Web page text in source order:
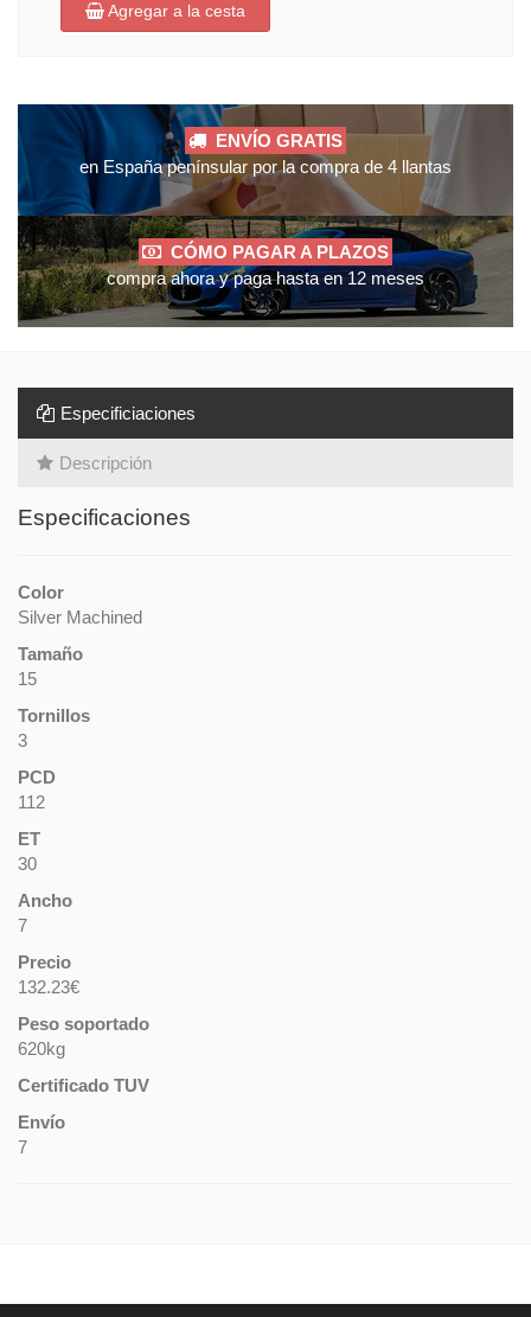
Agregar a la cesta
ENVÍO GRATIS
en España penínsular por la compra de 4 llantas
CÓMO PAGAR A PLAZOS
compra ahora y paga hasta en 12 meses
Especificiaciones
Descripción
Especificaciones
Color
Silver Machined
Tamaño
15
Tornillos
3
PCD
112
ET
30
Ancho
7
Precio
132.23€
Peso soportado
620kg
Certificado TUV
Envío
7